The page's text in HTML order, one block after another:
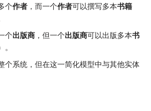
个作者 ，而一个作者可以撰写多本书籍
个出版商 ，但一个出版商可以出版多本书
。
个系统，但在这一简化模型中与其他实体